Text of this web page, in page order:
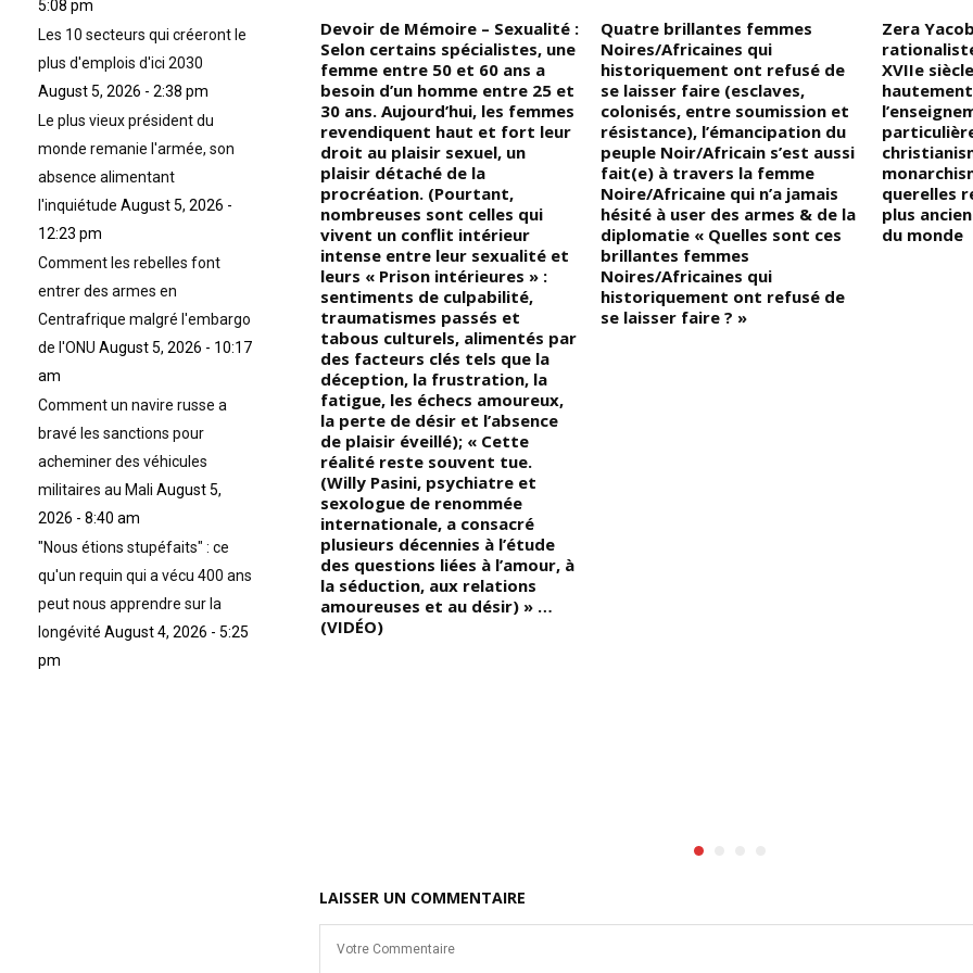
Devoir de Mémoire : la Coupe
d’Afrique des Nations de
Football (CAN 1974) s’est
déroulée en Égypte entre le
1er et le 14 mars 1974, c’était
la deuxième fois que le pays
accueillait la compétition,
après l’édition de 1959; « Les
huit qualifiés sont répartis en
deux poules de quatre équipes
dont les deux premières se
qualifient pour les demi-finales
Devoir de Mémoire – Sexualité :
Selon certains spécialistes, une
femme entre 50 et 60 ans a
besoin d’un homme entre 25 et
30 ans. Aujourd’hui, les femmes
revendiquent haut et fort leur
droit au plaisir sexuel, un
plaisir détaché de la
procréation. (Pourtant,
nombreuses sont celles qui
vivent un conflit intérieur
intense entre leur sexualité et
leurs « Prison intérieures » :
sentiments de culpabilité,
traumatismes passés et
tabous culturels, alimentés par
des facteurs clés tels que la
déception, la frustration, la
fatigue, les échecs amoureux,
la perte de désir et l’absence
de plaisir éveillé); « Cette
réalité reste souvent tue.
(Willy Pasini, psychiatre et
sexologue de renommée
internationale, a consacré
plusieurs décennies à l’étude
des questions liées à l’amour, à
la séduction, aux relations
amoureuses et au désir) » …
(VIDÉO)
Quatre brillantes femmes
Noires/Africaines qui
historiquement ont refusé de
se laisser faire (esclaves,
colonisés, entre soumission et
résistance), l’émancipation du
peuple Noir/Africain s’est aussi
fait(e) à travers la femme
Noire/Africaine qui n’a jamais
hésité à user des armes & de la
diplomatie « Quelles sont ces
brillantes femmes
Noires/Africaines qui
historiquement ont refusé de
se laisser faire ? »
Zera
XVIIe
querelles
plus
du monde
LAISSER UN COMMENTAIRE
5:08 pm
Les 10 secteurs qui créeront le
plus d'emplois d'ici 2030
August 5, 2026 - 2:38 pm
Le plus vieux président du
monde remanie l'armée, son
absence alimentant
l'inquiétude August 5, 2026 -
12:23 pm
Comment les rebelles font
entrer des armes en
Centrafrique malgré l'embargo
de l'ONU August 5, 2026 - 10:17
am
Comment un navire russe a
bravé les sanctions pour
acheminer des véhicules
militaires au Mali August 5,
2026 - 8:40 am
"Nous étions stupéfaits" : ce
qu'un requin qui a vécu 400 ans
peut nous apprendre sur la
longévité August 4, 2026 - 5:25
pm